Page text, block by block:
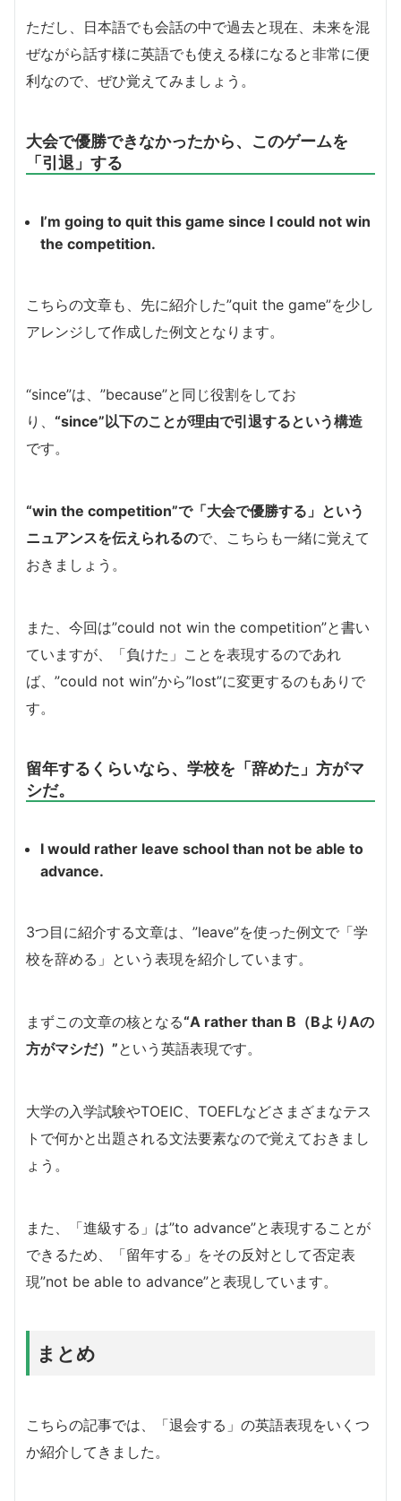
ただし、日本語でも会話の中で過去と現在、未来を混
ぜながら話す様に英語でも使える様になると非常に便
利なので、ぜひ覚えてみましょう。
大会で優勝できなかったから、このゲームを
「引退」する
I’m going to quit this game since I could not win
the competition.
こちらの文章も、先に紹介した”quit the game”を少し
アレンジして作成した例文となります。
“since”は、”because”と同じ役割をしてお
り、 “since”以下のことが理由で引退するという構造
です。
“win the competition”で「大会で優勝する」という
ニュアンスを伝えられるので、こちらも一緒に覚えて
おきましょう。
また、今回は”could not win the competition”と書い
ていますが、「負けた」ことを表現するのであれ
ば、”could not win”から”lost”に変更するのもありで
す。
留年するくらいなら、学校を「辞めた」方がマ
シだ。
I would rather leave school than not be able to
advance.
3つ目に紹介する文章は、”leave”を使った例文で「学
校を辞める」という表現を紹介しています。
まずこの文章の核となる“A rather than B（BよりAの
方がマシだ）”という英語表現です。
大学の入学試験やTOEIC、TOEFLなどさまざまなテス
トで何かと出題される文法要素なので覚えておきまし
ょう。
また、「進級する」は”to advance”と表現することが
できるため、「留年する」をその反対として否定表
現”not be able to advance”と表現しています。
まとめ
こちらの記事では、「退会する」の英語表現をいくつ
か紹介してきました。